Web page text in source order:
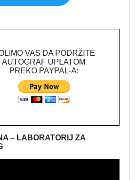
VAS DA PODRŽITE
AUTOGRAF UPLATOM
PREKO PAYPAL-A:
– LABORATORIJ ZA